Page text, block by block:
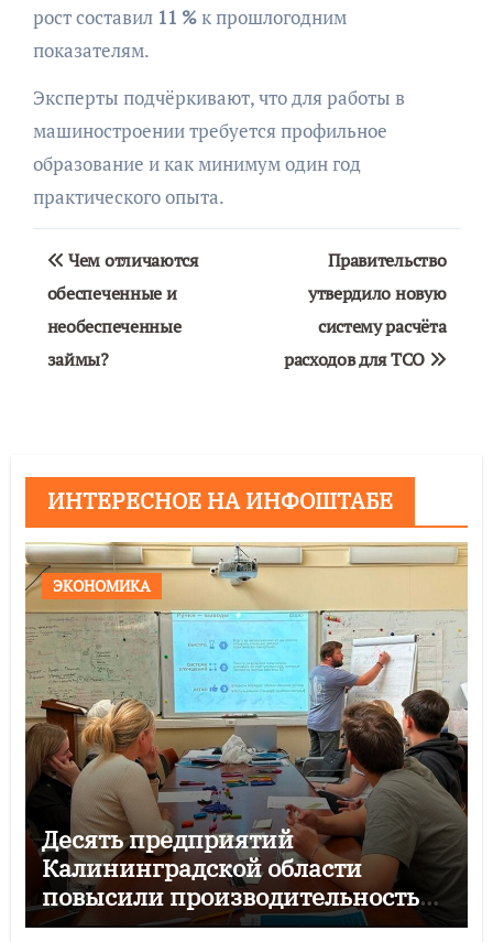
рост составил 11 %к прошлогодним
показателям.
Эксперты подчёркивают, что для работы в
машиностроении требуется профильное
образование и как минимум один год
практического опыта.
Навигация
по
записям
Чем отличаются
обеспеченные и
необеспеченные
займы?
Правительство
утвердило новую
систему расчёта
расходов для ТСО
ИНТЕРЕСНОЕ НА ИНФОШТАБЕ
ЭКОНОМИКА
Десять предприятий
Калининградской области
повысили производительность
по нацпроекту